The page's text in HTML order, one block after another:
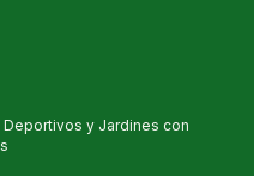
y Jardines con